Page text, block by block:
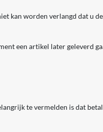
kan worden verlangd dat u
een artikel later geleverd
te vermelden is dat